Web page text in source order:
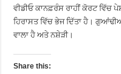
ਵੀਡੀਓ ਕਾਨਫ਼ਰੰਸ ਰਾਹੀਂ ਕੋਰਟ ਵਿੱਚ
ਹਿਰਾਸਤ ਵਿੱਚ ਭੇਜ ਦਿੱਤਾ ਹੈ।
ਵਾਲਾ ਹੈ ਅਤੇ ਨਸ਼ੇੜੀ।
Share this: